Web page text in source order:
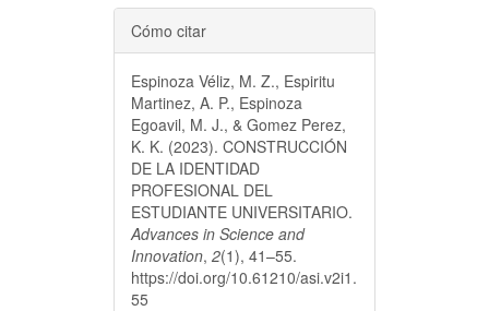
Detalles
del
artículo
Cómo citar
Espinoza Véliz, M. Z., Espiritu
Martinez, A. P., Espinoza
Egoavil, M. J., & Gomez Perez,
K. K. (2023). CONSTRUCCIÓN
DE LA IDENTIDAD
PROFESIONAL DEL
ESTUDIANTE UNIVERSITARIO.
Advances in Science and
Innovation, 2(1), 41–55.
https://doi.org/10.61210/asi.v2i1.
55